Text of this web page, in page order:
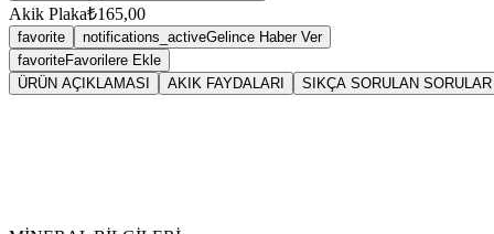
Akik Plaka₺165,00
favorite notifications_activeGelince Haber Ver
favoriteFavorilere Ekle
ÜRÜN AÇIKLAMASI
AKIK FAYDALARI SIKÇA SORULAN SORULAR